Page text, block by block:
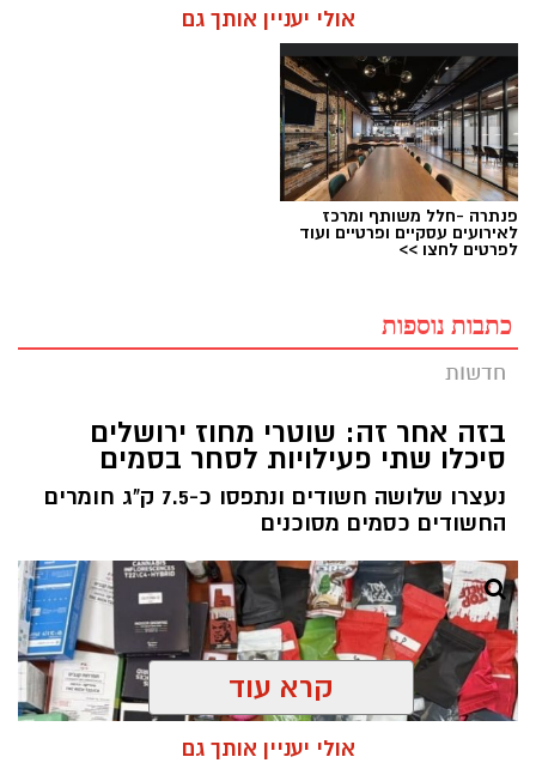
אולי יעניין אותך גם
פנתרה -חלל משותף ומרכז
לאירועים עסקיים ופרטיים ועוד
לפרטים לחצו >>
כתבות נוספות
חדשות
בזה אחר זה: שוטרי מחוז ירושלים
סיכלו שתי פעילויות לסחר בסמים
נעצרו שלושה חשודים ונתפסו כ-7.5 ק"ג חומרים
החשודים כסמים מסוכנים
קרא עוד
אולי יעניין אותך גם